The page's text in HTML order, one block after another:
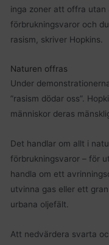
inga zoner att offra utan
förbrukningsvaror och
rasism, skriver Hopkins.
Naturen offras
Under
”rasism dödar oss”.
människor deras
Det handlar om allt i
förbrukningsvaror – för
handla om ett
utvinna gas eller ett
urbana oljefält.
Att nedvärdera svarta